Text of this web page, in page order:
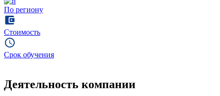
По региону
Стоимость
Срок обучения
Деятельность компании